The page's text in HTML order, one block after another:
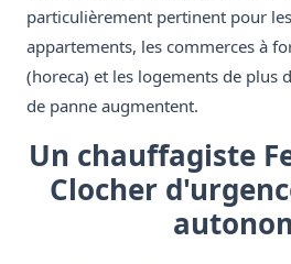
particulièrement pertinent pour
appartements, les commerces à
(horeca) et les logements de plus
de panne augmentent.
Un chauffagiste
Clocher